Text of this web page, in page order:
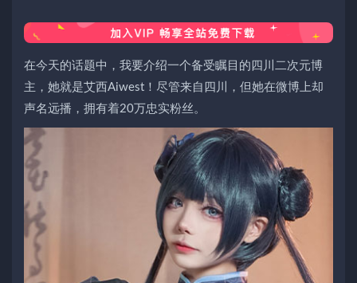
在今天的话题中，我要介绍一个备受瞩目的四川二次元博
主，她就是艾西Aiwest！尽管来自四川，但她在微博上却
声名远播，拥有着20万忠实粉丝。